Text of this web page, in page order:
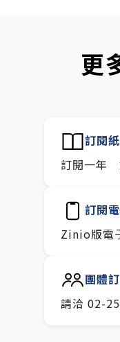
更
訂閱
訂閱一年
訂閱
Zinio版電
團體
請洽 02-